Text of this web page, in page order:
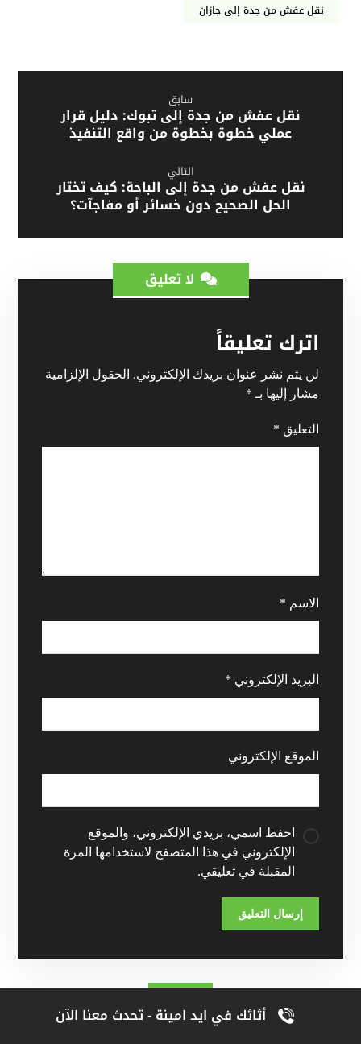
نقل عفش من جدة إلى جازان
سابق
نقل عفش من جدة إلى تبوك: دليل قرار
عملي خطوة بخطوة من واقع التنفيذ
التالي
نقل عفش من جدة إلى الباحة: كيف تختار
الحل الصحيح دون خسائر أو مفاجآت؟
لا تعليق
اترك تعليقاً
لن يتم نشر عنوان بريدك الإلكتروني. الحقول الإلزامية
مشار إليها بـ *
التعليق *
الاسم *
البريد الإلكتروني *
الموقع الإلكتروني
احفظ اسمي، بريدي الإلكتروني، والموقع
الإلكتروني في هذا المتصفح لاستخدامها المرة
المقبلة في تعليقي.
أثاثك في ايد امينة - تحدث معنا الآن